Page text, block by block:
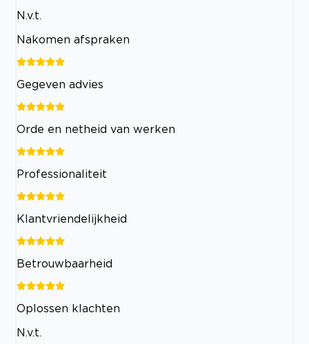
N.v.t.
Nakomen afspraken
Gegeven advies
Orde en netheid van werken
Professionaliteit
Klantvriendelijkheid
Betrouwbaarheid
Oplossen klachten
N.v.t.